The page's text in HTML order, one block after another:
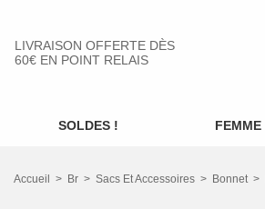
LIVRAISON OFFERTE DÈS
60€ EN POINT RELAIS
SOLDES ! FEMME
Accueil Br Sacs Et Accessoires Bonnet